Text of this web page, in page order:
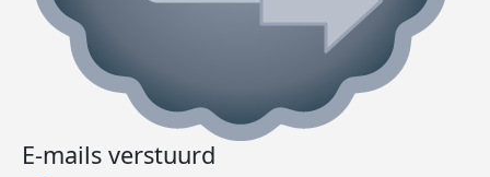
E-mails verstuurd